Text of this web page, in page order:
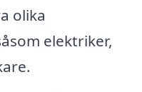
olika
elektriker,